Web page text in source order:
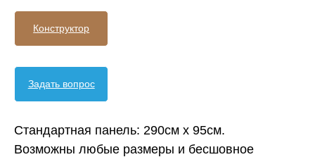
Конструктор
Задать вопрос
Стандартная панель: 290см х 95см.
Возможны любые размеры и бесшовное